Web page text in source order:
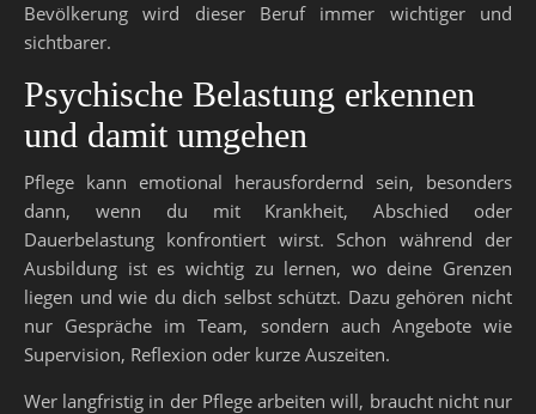
Bevölkerung wird dieser Beruf immer wichtiger und
sichtbarer.
Psychische Belastung erkennen
und damit umgehen
Pflege kann emotional herausfordernd sein, besonders
dann, wenn du mit Krankheit, Abschied oder
Dauerbelastung konfrontiert wirst. Schon während der
Ausbildung ist es wichtig zu lernen, wo deine Grenzen
liegen und wie du dich selbst schützt. Dazu gehören nicht
nur Gespräche im Team, sondern auch Angebote wie
Supervision, Reflexion oder kurze Auszeiten.
Wer langfristig in der Pflege arbeiten will, braucht nicht nur